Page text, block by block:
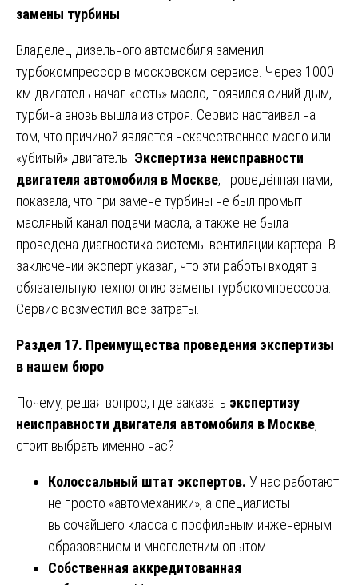
замены турбины
Владелец дизельного автомобиля заменил
турбокомпрессор в московском сервисе. Через 1000
км двигатель начал «есть» масло, появился синий дым,
турбина вновь вышла из строя. Сервис настаивал на
том, что причиной является некачественное масло или
«убитый» двигатель. Экспертиза неисправности
двигателя автомобиля в Москве, проведённая нами,
показала, что при замене турбины не был промыт
масляный канал подачи масла, а также не была
проведена диагностика системы вентиляции картера. В
заключении эксперт указал, что эти работы входят в
обязательную технологию замены турбокомпрессора.
Сервис возместил все затраты.
Раздел 17. Преимущества проведения экспертизы
в нашем бюро
Почему, решая вопрос, где заказать экспертизу
неисправности двигателя автомобиля в Москве,
стоит выбрать именно нас?
Колоссальный штат экспертов. У нас работают
не просто «автомеханики», а специалисты
высочайшего класса с профильным инженерным
образованием и многолетним опытом.
Собственная аккредитованная